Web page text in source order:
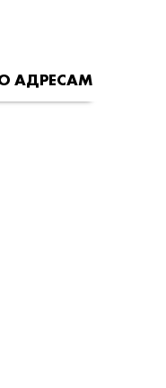
АДРЕСАМ